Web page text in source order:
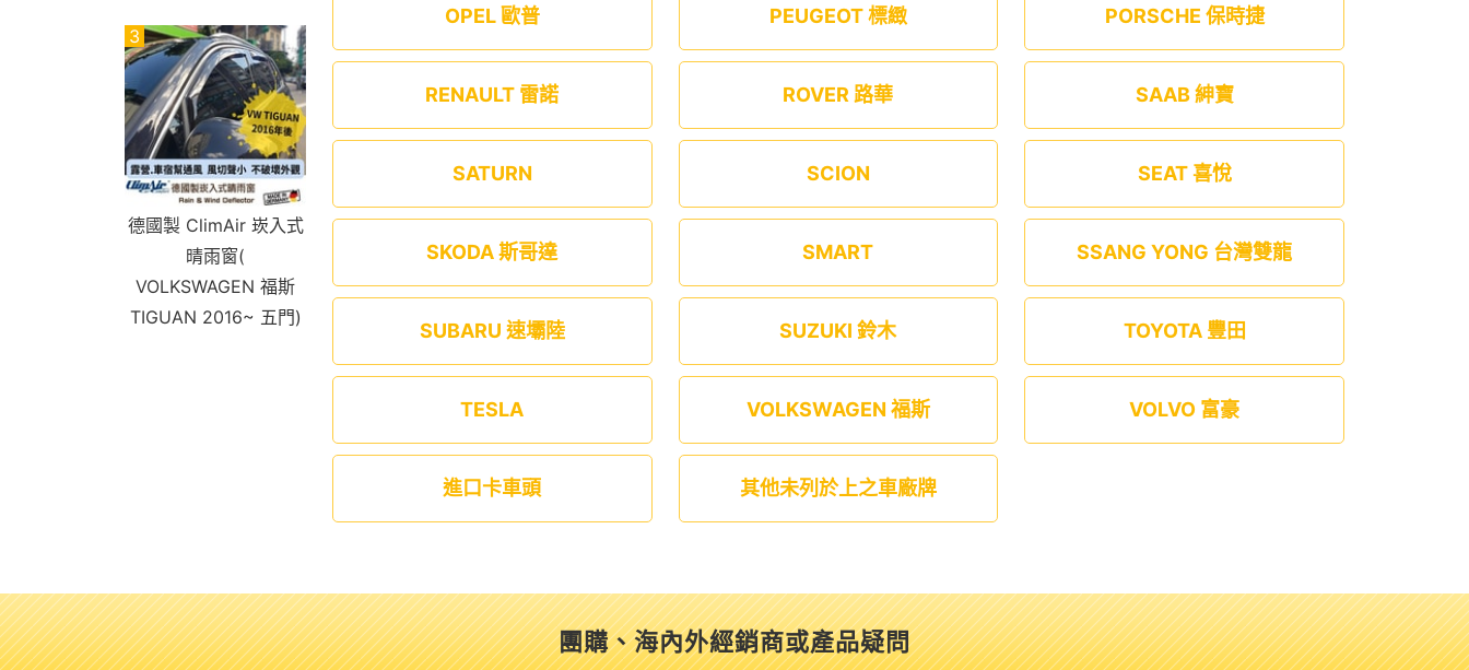
3
德國製 ClimAir 崁入式
晴雨窗(
VOLKSWAGEN 福斯
TIGUAN 2016~ 五門)
OPEL 歐普 PEUGEOT 標緻 PORSCHE 保時捷
RENAULT 雷諾 ROVER 路華 SAAB 紳寶
SATURN SCION SEAT 喜悅
SKODA 斯哥達 SMART SSANG YONG 台灣雙龍
SUBARU 速壩陸 SUZUKI 鈴木 TOYOTA 豐田
TESLA VOLKSWAGEN 福斯 VOLVO 富豪
進口卡車頭 其他未列於上之車廠牌
團購、海內外經銷商或產品疑問